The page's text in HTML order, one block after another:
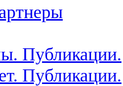
Публикации.
Публикации.